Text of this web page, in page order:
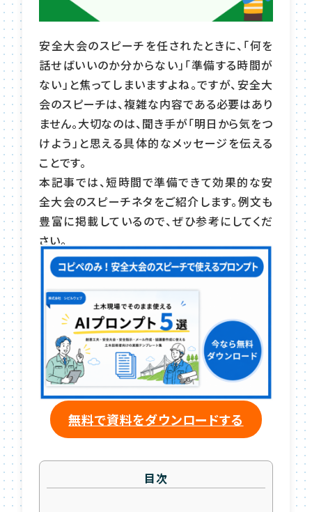
安全大会のスピーチを任されたときに、「何を
話せばいいのか分からない」「準備する時間が
ない」と焦ってしまいますよね。ですが、安全大
会のスピーチは、複雑な内容である必要はあり
ません。大切なのは、聞き手が「明日から気をつ
けよう」と思える具体的なメッセージを伝える
ことです。
本記事では、短時間で準備できて効果的な安
全大会のスピーチネタをご紹介します。例文も
豊富に掲載しているので、ぜひ参考にしてくだ
さい。
無料で資料をダウンロードする
目次